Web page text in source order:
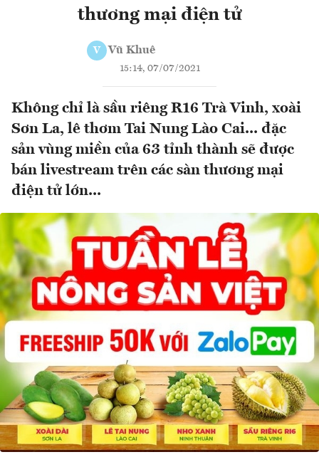
thương mại điện tử
V Vũ Khuê
15:14, 07/07/2021
Không chỉ là sầu riêng R16 Trà Vinh, xoài
Sơn La, lê thơm Tai Nung Lào Cai... đặc
sản vùng miền của 63 tỉnh thành sẽ được
bán livestream trên các sàn thương mại
điện tử lớn...